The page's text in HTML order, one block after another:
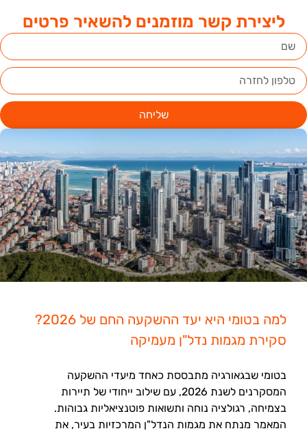
ליצירת קשר מוזמנים להשאיר פרטים
שליחה
למה בטומי היא יעד ההשקעה החם של 2026?
סקירת מגמות נדל"ן מעמיקה
בטומי שבגאורגיה מתבססת כאחד מיעדי ההשקעה
המסקרנים לשנת 2026, עם שילוב ייחודי של תיירות
בצמיחה, רגולציה נוחה ותשואות פוטנציאליות גבוהות.
המאמר מנתח את מגמות הנדל"ן המרכזיות בעיר, את